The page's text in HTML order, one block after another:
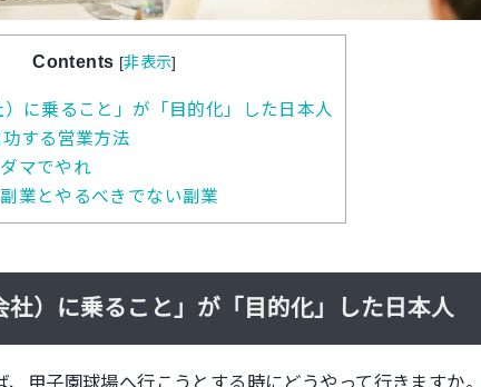
Contents [非表示]
に乗ること」が「目的化」した日本人
する営業方法
マでやれ
業とやるべきでない副業
社）に乗ること」が「目的化」した日本人
、甲子園球場へ行こうとする時にどうやって行きますか